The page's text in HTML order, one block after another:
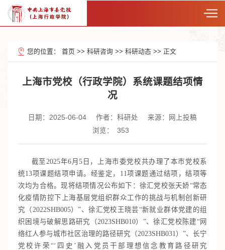
您的位置： 首页 >> 科研咨询 >> 科研动态 >> 正文
上海市党校（行政学院）系统课题结项情
况
日期：2025-06-04 作者：科研处
来源：网上投稿
浏览：
353
截至2025年6月5日，上海市委党校共办理了本市党校系
统13项课题结项申请。经鉴定，11项课题通过结项，结项等
次均为合格。现将结项情况公布如下：徐汇党校张天娇“常态
化疫情防控下上海基层党组织群众工作的挑战与机制创新研
究（2022SHB005）”、徐汇党校王晓芸“新就业群体党建的组
织困境与破解思路研究（2023SHB010）”、徐汇党校陈建“网
络红人参与城市社区治理的路径研究（2023SHB031）”、长宁
党校许荣“‘四史’融入党员干部理想信念教育路径研究